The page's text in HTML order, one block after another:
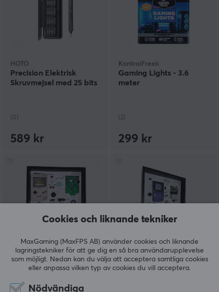
HOTO
Precision Elektrisk
Skruvmejsel med 25 bits
(0)
589 kr
KontrolFreek
Gaming Lights - 3.6
meter
(2)
299 kr
GRC
Retro Art Nintendo
Gameboy Original
GRC
Retro Art Nintendo
Gameboy Color Konsol
Cookies och liknande tekniker
MaxGaming (MaxFPS AB) använder cookies och liknande
lagringstekniker för att ge dig en så bra användarupplevelse
som möjligt. Nedan kan du välja att acceptera samtliga cookies
eller anpassa vilken typ av cookies du vill acceptera.
Nödvändiga